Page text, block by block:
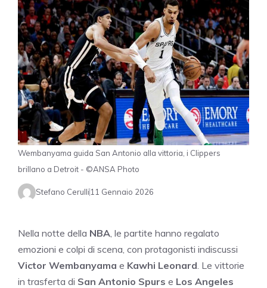
Wembanyama guida San Antonio alla vittoria, i Clippers
brillano a Detroit - ©ANSA Photo
Stefano Cerulli11 Gennaio 2026
Nella notte della NBA , le partite hanno regalato
emozioni e colpi di scena, con protagonisti indiscussi
Victor Wembanyama e Kawhi Leonard . Le vittorie
in trasferta di San Antonio Spurs e Los Angeles